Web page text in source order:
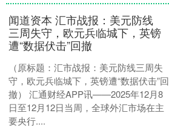
闻道资本 汇市战报：美元防线
三周失守，欧元兵临城下，英镑
遭“数据伏击”回撤
（原标题：汇市战报：美元防线三周失
守，欧元兵临城下，英镑遭“数据伏击”回
撤） 汇通财经APP讯——2025年12月8
日至12月12日当周，全球外汇市场在主
要央行....